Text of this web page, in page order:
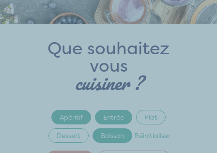
Que souhaitez
vous
cuisiner ?
Apéritif Entrée Plat
Dessert Boisson Réinitialiser